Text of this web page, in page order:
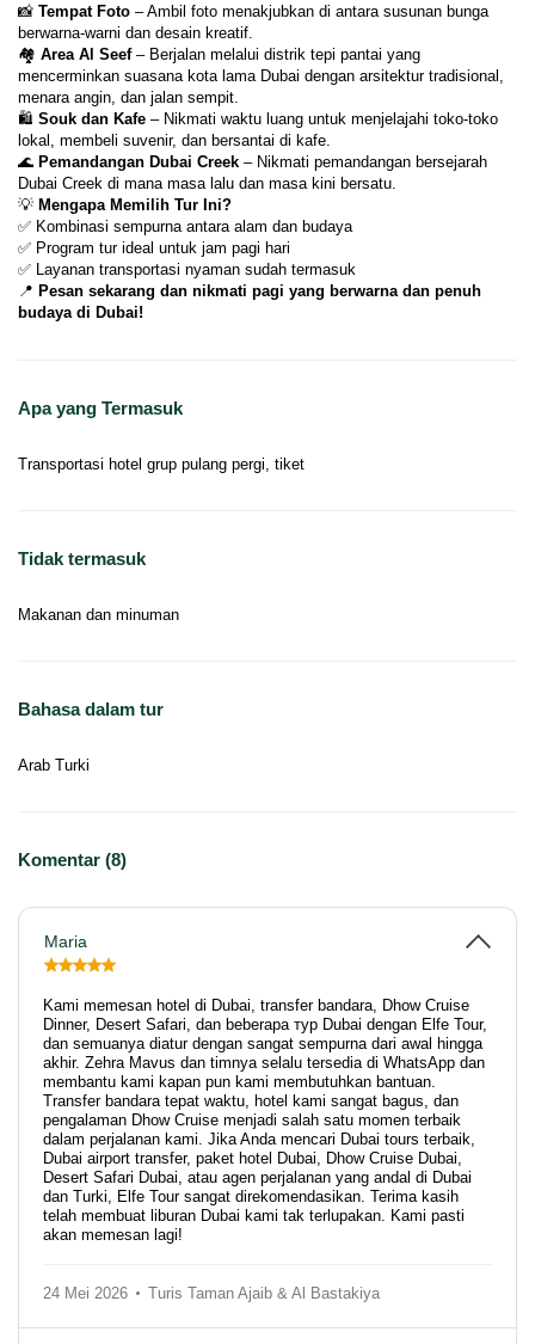
📸 Tempat Foto – Ambil foto menakjubkan di antara susunan bunga
berwarna-warni dan desain kreatif.
🏘 Area Al Seef – Berjalan melalui distrik tepi pantai yang
mencerminkan suasana kota lama Dubai dengan arsitektur tradisional,
menara angin, dan jalan sempit.
🛍 Souk dan Kafe – Nikmati waktu luang untuk menjelajahi toko-toko
lokal, membeli suvenir, dan bersantai di kafe.
🌊 Pemandangan Dubai Creek – Nikmati pemandangan bersejarah
Dubai Creek di mana masa lalu dan masa kini bersatu.
💡 Mengapa Memilih Tur Ini?
✅ Kombinasi sempurna antara alam dan budaya
✅ Program tur ideal untuk jam pagi hari
✅ Layanan transportasi nyaman sudah termasuk
📍 Pesan sekarang dan nikmati pagi yang berwarna dan penuh
budaya di Dubai!
Apa yang Termasuk
Transportasi hotel grup pulang pergi, tiket
Tidak termasuk
Makanan dan minuman
Bahasa dalam tur
Arab Turki
Komentar (8)
Maria
Kami memesan hotel di Dubai, transfer bandara, Dhow Cruise
Dinner, Desert Safari, dan beberapa тур Dubai dengan Elfe Tour,
dan semuanya diatur dengan sangat sempurna dari awal hingga
akhir. Zehra Mavus dan timnya selalu tersedia di WhatsApp dan
membantu kami kapan pun kami membutuhkan bantuan.
Transfer bandara tepat waktu, hotel kami sangat bagus, dan
pengalaman Dhow Cruise menjadi salah satu momen terbaik
dalam perjalanan kami. Jika Anda mencari Dubai tours terbaik,
Dubai airport transfer, paket hotel Dubai, Dhow Cruise Dubai,
Desert Safari Dubai, atau agen perjalanan yang andal di Dubai
dan Turki, Elfe Tour sangat direkomendasikan. Terima kasih
telah membuat liburan Dubai kami tak terlupakan. Kami pasti
akan memesan lagi!
24 Mei 2026 Turis Taman Ajaib & Al Bastakiya